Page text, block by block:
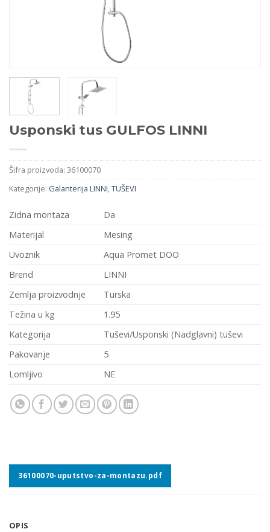
Usponski tus GULFOS LINNI
Šifra proizvoda: 36100070
Kategorije: Galanterija LINNI,TUŠEVI
Zidna montaza
Da
Materijal
Mesing
Uvoznik
Aqua Promet DOO
Brend
LINNI
Zemlja proizvodnje
Turska
Težina u kg
1.95
Kategorija
Tuševi/Usponski (Nadglavni) tuševi
Pakovanje
5
Lomljivo
NE
36100070-uputstvo-za-montazu.pdf
OPIS